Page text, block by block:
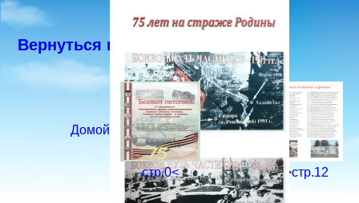
Вернуться к Книге
Домой
>стр.2 >>стр.12
стр.0<